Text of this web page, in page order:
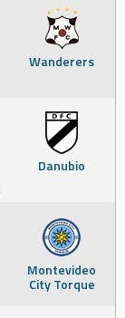
Wanderers
Danubio
Montevideo
City Torque